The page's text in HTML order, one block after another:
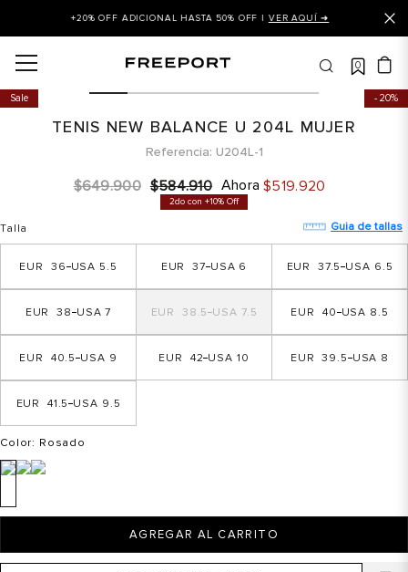
+20% OFF ADICIONAL HASTA 50% OFF | VER AQUÍ ➜
0
20%
Sale
TENIS NEW BALANCE U 204L MUJER
Referencia U204L-1
$649.900 $584.910 Ahora $519.920
2do con +10% Off
Talla Guia de tallas
5.5
36 6
37 6.5
37.5
7
38 7.5
38.5 8.5
40
9
40.5 10
42 8
39.5
9.5
41.5
Color: Rosado
AGREGAR AL CARRITO
balance
puma
tommy hilfiger
balance 574